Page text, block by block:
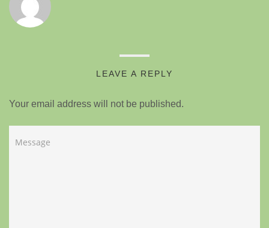
LEAVE A REPLY
Your email address will not be published.